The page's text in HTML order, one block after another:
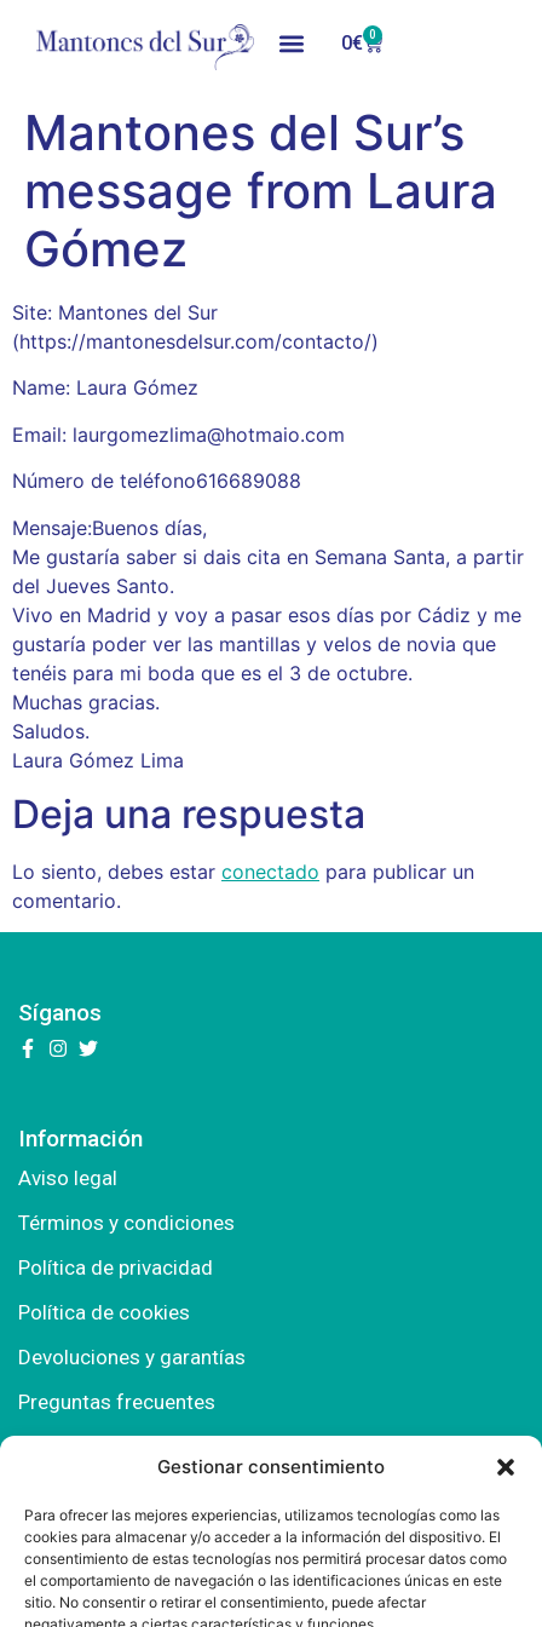
Gestionar consentimiento
Para ofrecer las mejores experiencias, utilizamos tecnologías como las
cookies para almacenar y/o acceder a la información del dispositivo. El
consentimiento de estas tecnologías nos permitirá procesar datos como
el comportamiento de navegación o las identificaciones únicas en este
sitio. No consentir o retirar el consentimiento, puede afectar
0€ 0
Mantones del Sur’s
message from Laura
Gómez
Site: Mantones del Sur
(https://mantonesdelsur.com/contacto/)
Name: Laura Gómez
Email: laurgomezlima@hotmaio.com
Número de teléfono616689088
Mensaje:Buenos días,
Me gustaría saber si dais cita en Semana Santa, a partir
del Jueves Santo.
Vivo en Madrid y voy a pasar esos días por Cádiz y me
gustaría poder ver las mantillas y velos de novia que
tenéis para mi boda que es el 3 de octubre.
Muchas gracias.
Saludos.
Laura Gómez Lima
Deja una respuesta
Lo siento, debes estar conectado para publicar un
comentario.
Síganos
Información
Aviso legal
Términos y condiciones
Política de privacidad
Política de cookies
Devoluciones y garantías
Preguntas frecuentes
Polígono Comercial Urbisur (Cita previa) 11130
Chiclana de la Fra. (Cádiz)
667 457 908